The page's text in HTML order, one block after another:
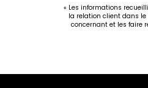
« Les informations
la relation client dans le
concernant et les faire